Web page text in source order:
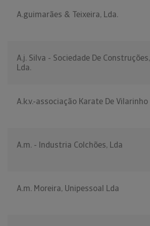
A.guimarães & Teixeira, Lda.
A.j. Silva - Sociedade De Construções,
Lda.
A.k.v.-associação Karate De Vilarinho
A.m. - Industria Colchões, Lda
A.m. Moreira, Unipessoal Lda